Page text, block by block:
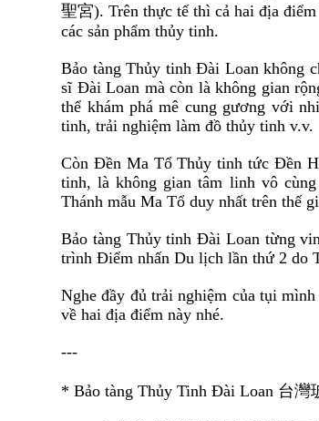
聖宮). Trên thực tế thì cả hai địa
các sản phẩm thủy tinh.
Bảo tàng Thủy tinh Đài Loan không
sĩ Đài Loan mà còn là không gian
thể khám phá mê cung gương với
tinh, trải nghiệm làm đồ thủy tinh v.v.
Còn Đền Ma Tổ Thủy tinh tức Đền
tinh, là không gian tâm linh vô
Thánh mẫu Ma Tổ duy nhất trên thế
Bảo tàng Thủy tinh Đài Loan từng
trình Điểm nhấn Du lịch lần thứ 2 do
Nghe đầy đủ trải nghiệm của tụi
về hai địa điểm này nhé.
---
* Bảo tàng Thủy Tinh Đài Loan 台灣